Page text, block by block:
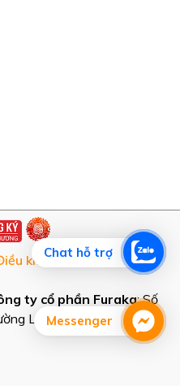
khoản dịch vụ| Chính
ty cổ phần Furaka: Số
Long Nguyên, Tp Hồ
Chat hỗ trợ
Messenger